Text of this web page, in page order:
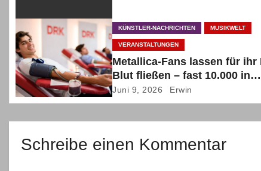
s
n
a
KÜNSTLER-NACHRICHTEN MUSIKWELT
VERANSTALTUNGEN
Metallica-Fans lassen für ihr
Blut fließen – fast 10.000 in
Deutschland
Juni 9, 2026 Erwin
Schreibe einen Kommentar